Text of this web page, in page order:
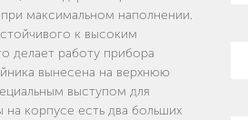
максимальном наполнении.
к высоким
делает работу прибора
вынесена на верхнюю
выступом для
на корпусе есть два больших